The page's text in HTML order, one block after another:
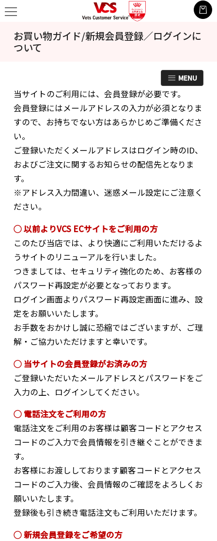
お買い物ガイド/新規会員登録／ログインに
ついて
MENU
当サイトのご利用には、会員登録が必要です。
会員登録にはメールアドレスの入力が必須となりま
すので、お持ちでない方はあらかじめご準備くださ
い。
ご登録いただくメールアドレスはログイン時のID、
およびご注文に関するお知らせの配信先となりま
す。
※アドレス入力間違い、迷惑メール設定にご注意く
ださい。
◯ 以前よりVCS ECサイトをご利用の方
このたび当店では、より快適にご利用いただけるよ
うサイトのリニューアルを行いました。
つきましては、セキュリティ強化のため、お客様の
パスワード再設定が必要となっております。
ログイン画面よりパスワード再設定画面に進み、設
定をお願いいたします。
お手数をおかけし誠に恐縮ではございますが、ご理
解・ご協力いただけますと幸いです。
◯ 当サイトの会員登録がお済みの方
ご登録いただいたメールアドレスとパスワードをご
入力の上、ログインしてください。
◯ 電話注文をご利用の方
電話注文をご利用のお客様は顧客コードとアクセス
コードのご入力で会員情報を引き継ぐことができま
す。
お客様にお渡ししております顧客コードとアクセス
コードのご入力後、会員情報のご確認をよろしくお
願いいたします。
登録後も引き続き電話注文もご利用いただけます。
◯ 新規会員登録をご希望の方